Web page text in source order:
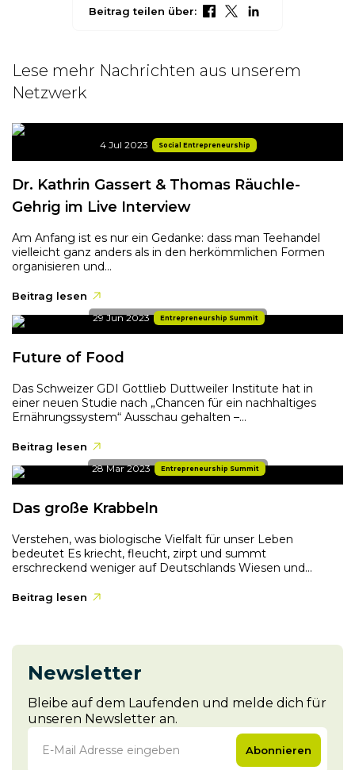
Beitrag teilen über:
Lese mehr Nachrichten aus unserem
Netzwerk
4 Jul 2023 Social Entrepreneurship
Dr. Kathrin Gassert & Thomas Räuchle-
Gehrig im Live Interview
Am Anfang ist es nur ein Gedanke: dass man Teehandel
vielleicht ganz anders als in den herkömmlichen Formen
organisieren und...
Beitrag lesen
29 Jun 2023 Entrepreneurship Summit
Future of Food
Das Schweizer GDI Gottlieb Duttweiler Institute hat in
einer neuen Studie nach „Chancen für ein nachhaltiges
Ernährungssystem“ Ausschau gehalten –...
Beitrag lesen
28 Mar 2023 Entrepreneurship Summit
Das große Krabbeln
Verstehen, was biologische Vielfalt für unser Leben
bedeutet Es kriecht, fleucht, zirpt und summt
erschreckend weniger auf Deutschlands Wiesen und...
Beitrag lesen
Newsletter
Bleibe auf dem Laufenden und melde dich für
unseren Newsletter an.
Abonnieren